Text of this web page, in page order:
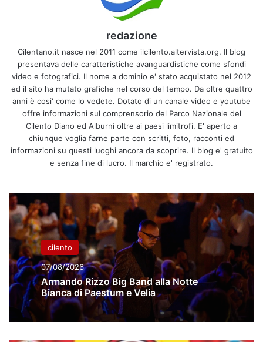
redazione
Cilentano.it nasce nel 2011 come ilcilento.altervista.org. Il blog
presentava delle caratteristiche avanguardistiche come sfondi
video e fotografici. Il nome a dominio e' stato acquistato nel 2012
ed il sito ha mutato grafiche nel corso del tempo. Da oltre quattro
anni è cosi' come lo vedete. Dotato di un canale video e youtube
offre informazioni sul comprensorio del Parco Nazionale del
Cilento Diano ed Alburni oltre ai paesi limitrofi. E' aperto a
chiunque voglia farne parte con scritti, foto, racconti ed
informazioni su questi luoghi ancora da scoprire. Il blog e' gratuito
e senza fine di lucro. Il marchio e' registrato.
cilento
07/08/2026
Armando Rizzo Big Band alla Notte
Bianca di Paestum e Velia